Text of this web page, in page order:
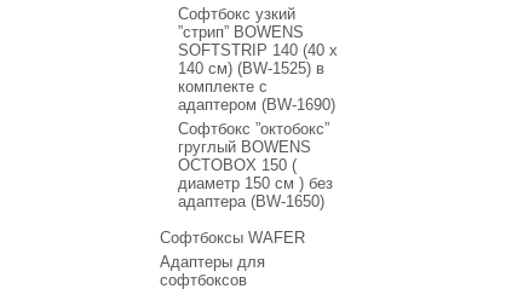
Софтбокс узкий
”стрип” BOWENS
SOFTSTRIP 140 (40 x
140 см) (BW-1525) в
комплекте с
адаптером (BW-1690)
Софтбокс ”октобокс”
груглый BOWENS
OCTOBOX 150 (
диаметр 150 см ) без
адаптера (BW-1650)
Софтбоксы WAFER
Адаптеры для
софтбоксов